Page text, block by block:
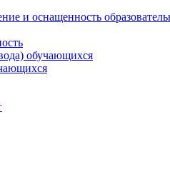
и оснащенность
обучающихся